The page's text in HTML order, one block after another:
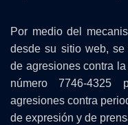
Por medio del
desde su sitio web, se
de agresiones contra
número 7746-
agresiones contra
de expresión y de